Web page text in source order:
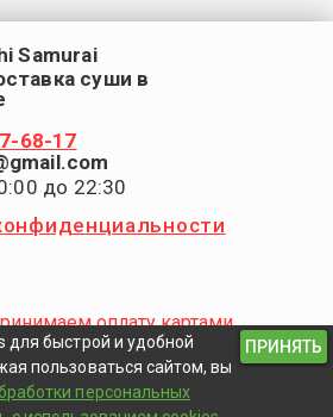
Samurai
суши в
68-17
до 22:30
оплату картами
для быстрой и удобной
пользоваться сайтом, вы
персональных
ПРИНЯТЬ